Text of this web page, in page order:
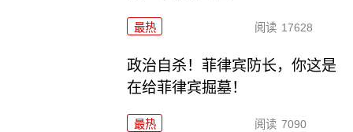
最热 阅读 17628
政治自杀！菲律宾防长，你这是
在给菲律宾掘墓！
最热 阅读 7090